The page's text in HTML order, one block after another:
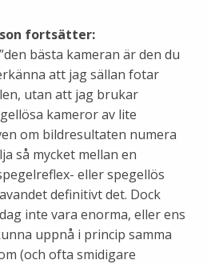
fortsätter:
bästa kameran är den du
att jag sällan fotar
utan att jag brukar
kameror av lite
om bildresultaten numera
så mycket mellan en
eller spegellös
definitivt det. Dock
inte vara enorma, eller ens
uppnå i princip samma
(och ofta smidigare